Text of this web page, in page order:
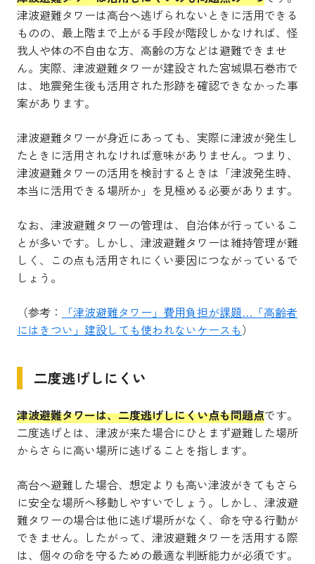
津波避難タワーは高台へ逃げられないときに活用できる
ものの、最上階まで上がる手段が階段しかなければ、怪
我人や体の不自由な方、高齢の方などは避難できませ
ん。実際、津波避難タワーが建設された宮城県石巻市で
は、地震発生後も活用された形跡を確認できなかった事
案があります。
津波避難タワーが身近にあっても、実際に津波が発生し
たときに活用されなければ意味がありません。つまり、
津波避難タワーの活用を検討するときは「津波発生時、
本当に活用できる場所か」を見極める必要があります。
なお、津波避難タワーの管理は、自治体が行っているこ
とが多いです。しかし、津波避難タワーは維持管理が難
しく、この点も活用されにくい要因につながっているで
しょう。
（参考：
「津波避難タワー」費用負担が課題…「高齢者
にはきつい」建設しても使われないケースも）
二度逃げしにくい
津波避難タワーは、二度逃げしにくい点も問題点です。
二度逃げとは、津波が来た場合にひとまず避難した場所
からさらに高い場所に逃げることを指します。
高台へ避難した場合、想定よりも高い津波がきてもさら
に安全な場所へ移動しやすいでしょう。しかし、津波避
難タワーの場合は他に逃げ場所がなく、命を守る行動が
できません。したがって、津波避難タワーを活用する際
は、個々の命を守るための最適な判断能力が必須です。